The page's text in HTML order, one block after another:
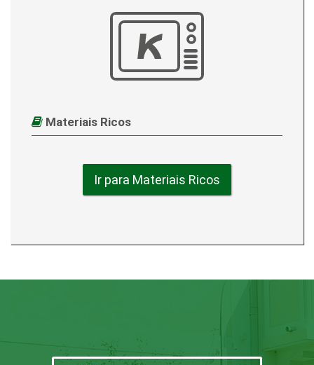
Materiais Ricos
Ir para Materiais Ricos